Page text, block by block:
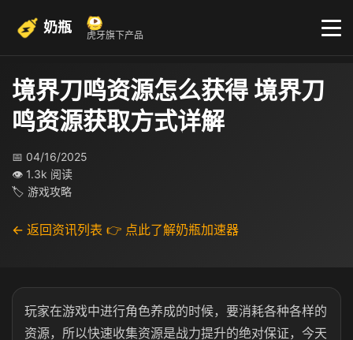
奶瓶 虎牙旗下产品
境界刀鸣资源怎么获得 境界刀
鸣资源获取方式详解
📅 04/16/2025
👁 1.3k 阅读
🏷 游戏攻略
← 返回资讯列表 👉 点此了解奶瓶加速器
玩家在游戏中进行角色养成的时候，要消耗各种各样的
资源，所以快速收集资源是战力提升的绝对保证，今天